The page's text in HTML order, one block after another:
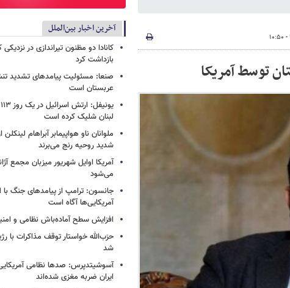
توسط آمریکا
آخرین اخبار بین‌الملل
کانادا دو مظنون تیراندازی در
بازداشت کرد
صنعا: مسئولیت پیامدهای تشدید
عربستان است
لبنان شلیک کرده است
ملوانان ناو هواپیمابر آبراهام
شدید روحیه رنج می‌برند
آمریکا اوایل شهریور میزبان مجمع
می‌شود
جانسون: ترامپ از پیامدهای جنگ با
آمریکایی‌ها آگاه است
افزایش سطح آماده‌باش نظامی و
حزب‌الله خواستار توقف مذاکرات با
شد
آسوشیتدپرس: صدها نظامی
ایران ضربه مغزی شده‌اند